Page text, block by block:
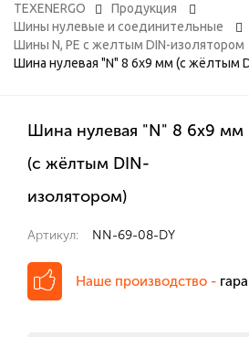
TEXENERGO
Продукция
Шины нулевые и соединительные
Шины N, PE с желтым DIN-изолятором
Шина нулевая "N" 8 6х9 мм (с жёлтым
Шина нулевая "N" 8 6х9 мм
(с жёлтым DIN-
изолятором)
Артикул: NN-69-08-DY
Наше производство -